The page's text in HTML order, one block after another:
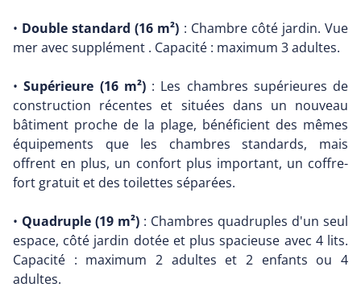
• Double standard (16 m²) : Chambre côté jardin. Vue
mer avec supplément . Capacité : maximum 3 adultes.
•Supérieure (16 m²): Les chambres supérieures de
construction récentes et situées dans un nouveau
bâtiment proche de la plage, bénéficient des mêmes
équipements que les chambres standards, mais
offrent en plus, un confort plus important, un coffre-
fort gratuit et des toilettes séparées.
• Quadruple (19 m²) : Chambres quadruples d'un seul
espace, côté jardin dotée et plus spacieuse avec 4 lits.
Capacité : maximum 2 adultes et 2 enfants ou 4
adultes.